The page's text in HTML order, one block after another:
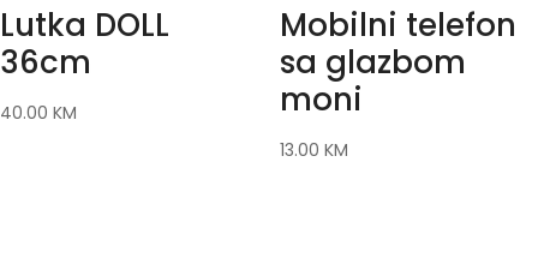
Lutka DOLL
36cm
40.00 KM
Mobilni telefon
sa glazbom
moni
13.00 KM